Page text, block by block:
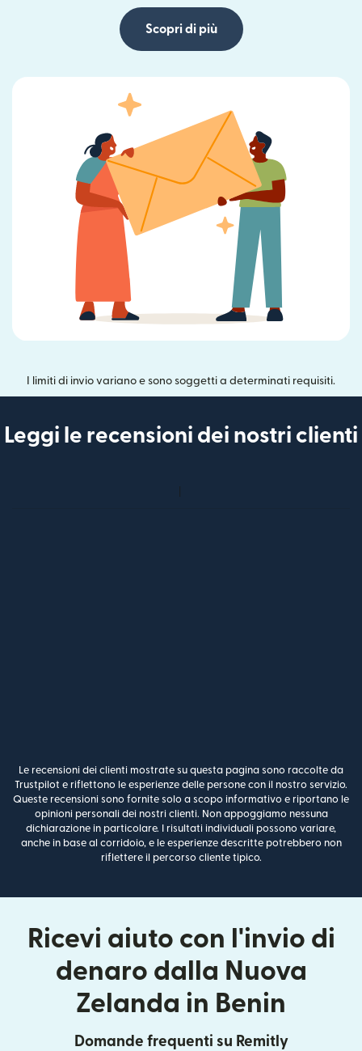
Scopri di più
I limiti di invio variano e sono soggetti a determinati requisiti.
Leggi le recensioni dei nostri clienti
Le recensioni dei clienti mostrate su questa pagina sono raccolte da
Trustpilot e riflettono le esperienze delle persone con il nostro servizio.
Queste recensioni sono fornite solo a scopo informativo e riportano le
opinioni personali dei nostri clienti. Non appoggiamo nessuna
dichiarazione in particolare. I risultati individuali possono variare,
anche in base al corridoio, e le esperienze descritte potrebbero non
riflettere il percorso cliente tipico.
Ricevi aiuto con l'invio di
denaro dalla Nuova
Zelanda in Benin
Domande frequenti su Remitly